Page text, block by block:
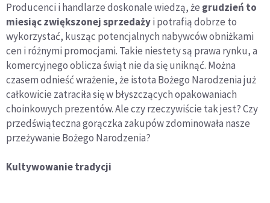
Producenci i handlarze doskonale wiedzą, że grudzień to
miesiąc zwiększonej sprzedażyi potrafią dobrze to
wykorzystać, kusząc potencjalnych nabywców obniżkami
cen i różnymi promocjami. Takie niestety są prawa rynku, a
komercyjnego oblicza świąt nie da się uniknąć. Można
czasem odnieść wrażenie, że istota Bożego Narodzenia już
całkowicie zatraciła się w błyszczących opakowaniach
choinkowych prezentów. Ale czy rzeczywiście tak jest? Czy
przedświąteczna gorączka zakupów zdominowała nasze
przeżywanie Bożego Narodzenia?
Kultywowanie tradycji